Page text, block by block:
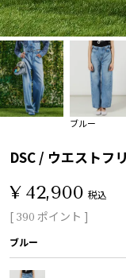
ブルー
DSC / ウエストフ
¥ 42,900 税込
[ 390 ポイント ]
ブルー